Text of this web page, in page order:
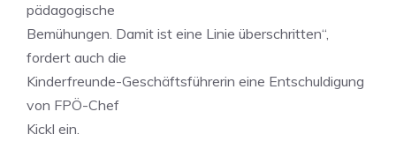
pädagogische
Bemühungen. Damit ist eine Linie überschritten“,
fordert auch die
Kinderfreunde-Geschäftsführerin eine Entschuldigung
von FPÖ-Chef
Kickl ein.